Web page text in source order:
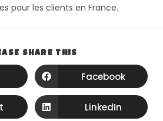
pour les clients en France.
SHARE THIS
Facebook
LinkedIn